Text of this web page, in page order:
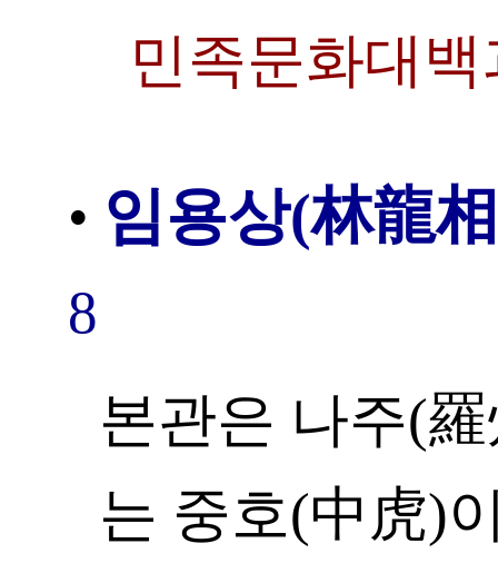
민족문화대
• 임용상(林龍
8
본관은 나주(
는 중호(中虎)